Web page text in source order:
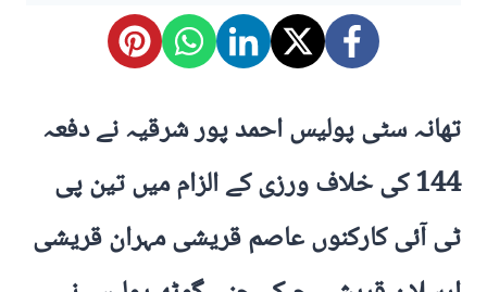
تھانہ سٹی پولیس احمد پور شرقیہ نے دفعہ
144 کی خلاف ورزی کے الزام میں تین پی
ٹی آئی کارکنوں عاصم قریشی مہران قریشی